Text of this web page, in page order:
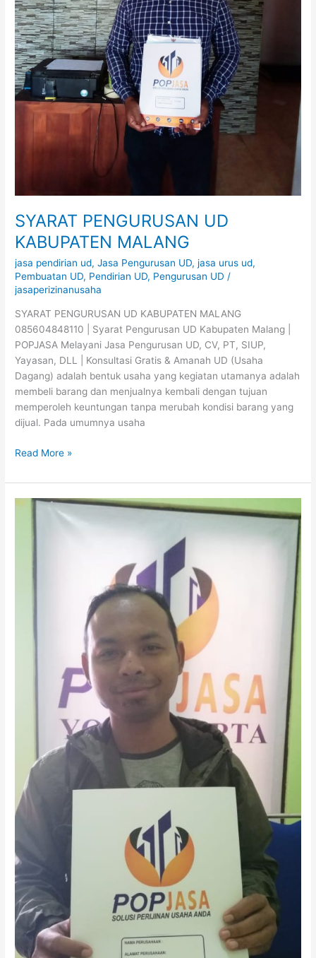
SYARAT PENGURUSAN UD
KABUPATEN MALANG
jasa pendirian ud,Jasa Pengurusan UD,jasa urus ud,
Pembuatan UD, Pendirian UD, Pengurusan UD /
jasaperizinanusaha
SYARAT PENGURUSAN UD KABUPATEN MALANG
085604848110 | Syarat Pengurusan UD Kabupaten Malang |
POPJASA Melayani Jasa Pengurusan UD, CV, PT, SIUP,
Yayasan, DLL | Konsultasi Gratis & Amanah UD (Usaha
Dagang) adalah bentuk usaha yang kegiatan utamanya adalah
membeli barang dan menjualnya kembali dengan tujuan
memperoleh keuntungan tanpa merubah kondisi barang yang
dijual. Pada umumnya usaha
Read More »
SYARAT
PENGURUSAN